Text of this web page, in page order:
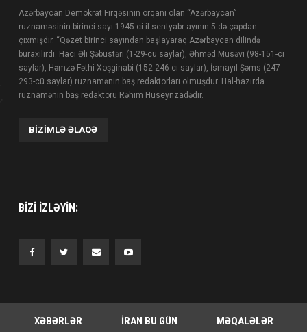
Azərbaycan Demokrat Firqəsinin orqanı olan “Azərbaycan”
ruznaməsinin birinci sayı 1945-ci il sentyabr ayının 5-də çapdan
çıxmışdır. “Qəzet birinci sayından başlayaraq Azərbaycan dilində
buraxılırdı. Hacı Əli Şəbüstəri (1-29-cu saylar), Əhməd Müsəvi (98-151-ci
saylar), Həmzə Fəthi Xoşginabi (152-246-cı saylar), İsmayıl Şəms (247-
293-cü saylar) ruznamənin baş redaktorları olmuşdur. Hal-hazırda
ruznamənin baş redaktoru Rəhim Hüseynzadədir.
BIZIMLƏ ƏLAQƏ
BIZI IZLƏYIN:
XƏBƏRLƏR İRAN BU GÜN MƏQALƏLƏR